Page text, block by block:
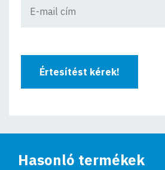
Értesítést kérek!
Hasonló termékek